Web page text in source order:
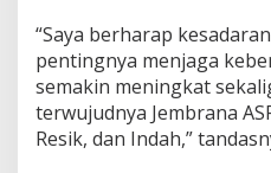
“Saya berharap
pentingnya menjaga
semakin meningkat
terwujudnya Jembrana
Resik, dan Indah,”